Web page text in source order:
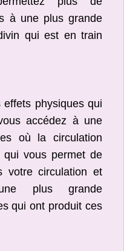
à une plus grande
qui est en train
physiques qui
accédez à une
où la circulation
qui vous permet de
votre circulation et
plus grande
qui ont produit ces